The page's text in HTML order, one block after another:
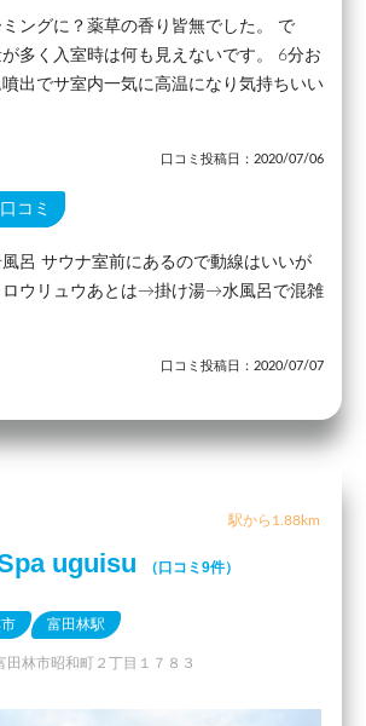
ミングに？薬草の香り皆無でした。 で
多く入室時は何も見えないです。 6分お
出でサ室内一気に高温になり気持ちいい
口コミ投稿日：2020/07/06
コミ
呂 サウナ室前にあるので動線はいいが
ロウリュウあとは→掛け湯→水風呂で混雑
口コミ投稿日：2020/07/07
駅から1.88km
uguisu （口コミ9件）
富田林駅
林市昭和町２丁目１７８３